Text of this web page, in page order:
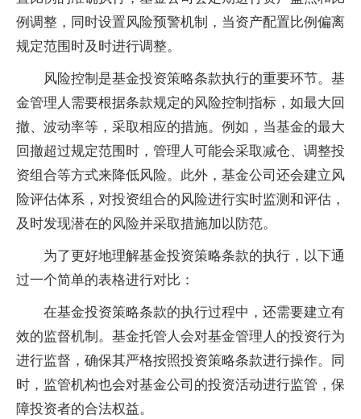
例调整，同时设置风险预警机制，当资产配置比例偏离
规定范围时及时进行调整。
风险控制是基金投资策略条款执行的重要环节。基
金管理人需要根据条款规定的风险控制指标，如最大回
撤、波动率等，采取相应的措施。例如，当基金的最大
回撤超过规定范围时，管理人可能会采取减仓、调整投
资组合等方式来降低风险。此外，基金公司还会建立风
险评估体系，对投资组合的风险进行实时监测和评估，
及时发现潜在的风险并采取措施加以防范。
为了更好地理解基金投资策略条款的执行，以下通
过一个简单的表格进行对比：
在基金投资策略条款的执行过程中，还需要建立有
效的监督机制。基金托管人会对基金管理人的投资行为
进行监督，确保其严格按照投资策略条款进行操作。同
时，监管机构也会对基金公司的投资活动进行监管，保
障投资者的合法权益。